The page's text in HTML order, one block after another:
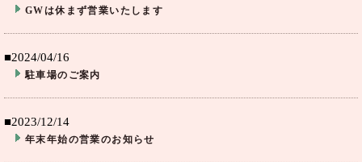
GWは休まず営業いたします
■2024/04/16
駐車場のご案内
■2023/12/14
年末年始の営業のお知らせ